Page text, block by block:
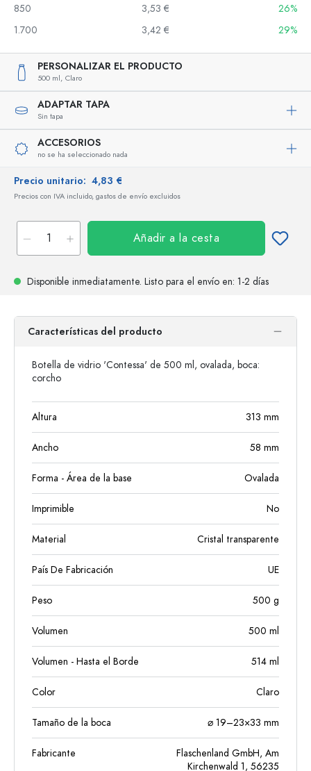
850
3,53 €
26%
1.700
3,42 € 29%
PERSONALIZAR EL PRODUCTO
500 ml, Claro
ADAPTAR TAPA
Sin tapa
ACCESORIOS
no se ha seleccionado nada
Precio unitario: 4,83 €
Precios con IVA incluido, gastos de envío excluidos
Añadir a la cesta
Disponible inmediatamente. Listo para el envío en: 1-2 días
Características del producto
Botella de vidrio 'Contessa' de 500 ml, ovalada, boca:
corcho
Altura 313 mm
Ancho 58 mm
Forma - Área de la base Ovalada
Imprimible No
Material Cristal transparente
País De Fabricación UE
Peso 500 g
Volumen 500 ml
Volumen - Hasta el Borde 514 ml
Color Claro
Tamaño de la boca ⌀ 19–23×33 mm
Fabricante
Flaschenland GmbH, Am
Kirchenwald 1, 56235